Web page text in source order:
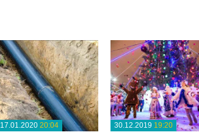
17.01.2020 20:04 30.12.2019 19:20